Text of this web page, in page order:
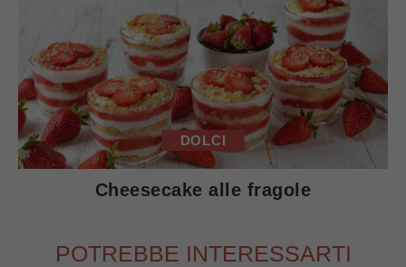
DOLCI
Cheesecake alle fragole
POTREBBE INTERESSARTI